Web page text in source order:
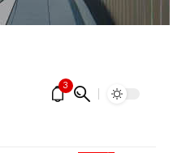
3